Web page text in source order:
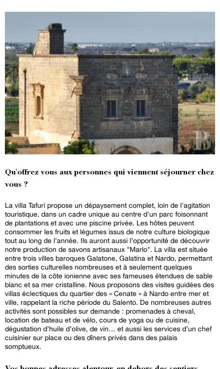
Qu'offrez vous aux personnes qui viennent séjourner chez
vous ?
La villa Tafuri propose un dépaysement complet, loin de l'agitation
touristique, dans un cadre unique au centre d'un parc foisonnant
de plantations et avec une piscine privée. Les hôtes peuvent
consommer les fruits et légumes issus de notre culture biologique
tout au long de l’année. Ils auront aussi l’opportunité de découvrir
notre production de savons artisanaux "Marlo". La villa est située
entre trois villes baroques Galatone, Galatina et Nardo, permettant
des sorties culturelles nombreuses et à seulement quelques
minutes de la côte ionienne avec ses fameuses étendues de sable
blanc et sa mer cristalline. Nous proposons des visites guidées des
villas éclectiques du quartier des « Cenate » à Nardo entre mer et
ville, rappelant la riche période du Salento. De nombreuses autres
activités sont possibles sur demande : promenades à cheval,
location de bateau et de vélo, cours de yoga ou de cuisine,
dégustation d’huile d’olive, de vin… et aussi les services d’un chef
cuisinier sur place ou des dîners privés dans des palais
somptueux.